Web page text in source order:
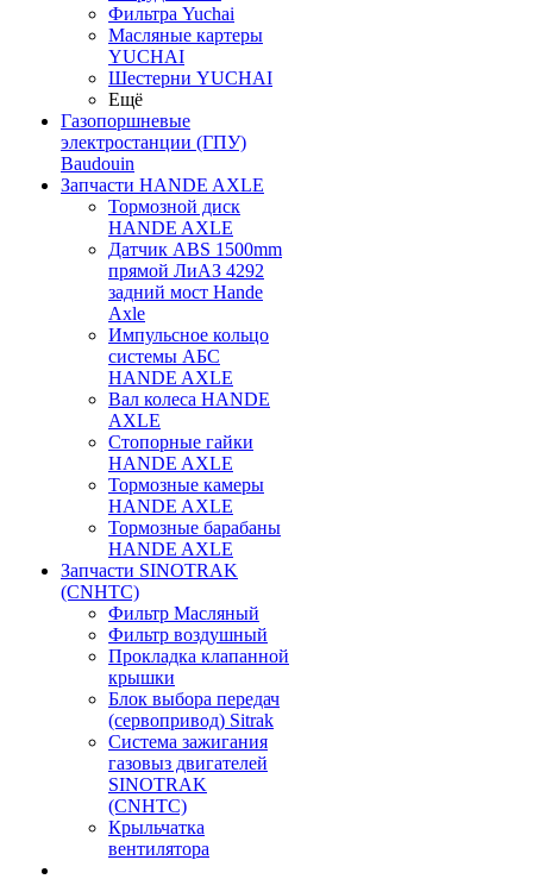
Фильтра Yuchai
Масляные картеры
YUCHAI
Шестерни YUCHAI
Ещё
Газопоршневые
электростанции (ГПУ)
Baudouin
Запчасти HANDE AXLE
Тормозной диск
HANDE AXLE
Датчик ABS 1500mm
прямой ЛиАЗ 4292
задний мост Hande
Axle
Импульсное кольцо
системы АБС
HANDE AXLE
Вал колеса HANDE
AXLE
Стопорные гайки
HANDE AXLE
Тормозные камеры
HANDE AXLE
Тормозные барабаны
HANDE AXLE
Запчасти SINOTRAK
(CNHTC)
Фильтр Масляный
Фильтр воздушный
Прокладка клапанной
крышки
Блок выбора передач
(сервопривод) Sitrak
Система зажигания
газовыз двигателей
SINOTRAK
(CNHTC)
Крыльчатка
вентилятора